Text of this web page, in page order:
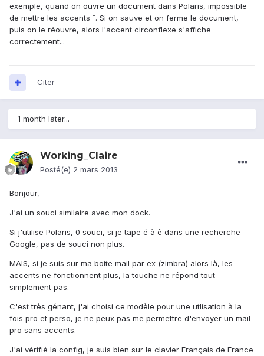
exemple, quand on ouvre un document dans Polaris, impossible
de mettre les accents ˆ. Si on sauve et on ferme le document,
puis on le réouvre, alors l'accent circonflexe s'affiche
correctement...
Citer
1 month later...
Working_Claire
Posté(e) 2 mars 2013
Bonjour,
J'ai un souci similaire avec mon dock.
Si j'utilise Polaris, 0 souci, si je tape é à ê dans une recherche
Google, pas de souci non plus.
MAIS, si je suis sur ma boite mail par ex (zimbra) alors là, les
accents ne fonctionnent plus, la touche ne répond tout
simplement pas.
C'est très génant, j'ai choisi ce modèle pour une utlisation à la
fois pro et perso, je ne peux pas me permettre d'envoyer un mail
pro sans accents.
J'ai vérifié la config, je suis bien sur le clavier Français de France